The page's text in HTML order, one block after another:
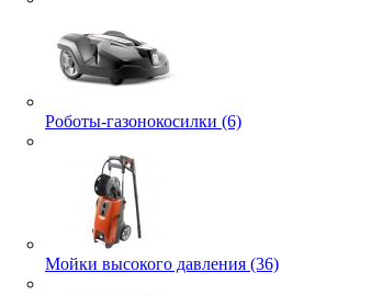
Роботы-газонокосилки (6)
Мойки высокого давления (36)